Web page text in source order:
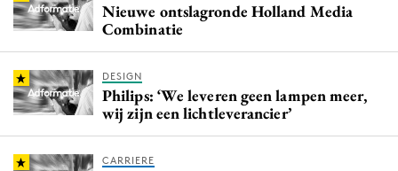
Nieuwe ontslagronde Holland Media
Combinatie
DESIGN
Philips: ‘We leveren geen lampen meer,
wij zijn een lichtleverancier’
CARRIERE